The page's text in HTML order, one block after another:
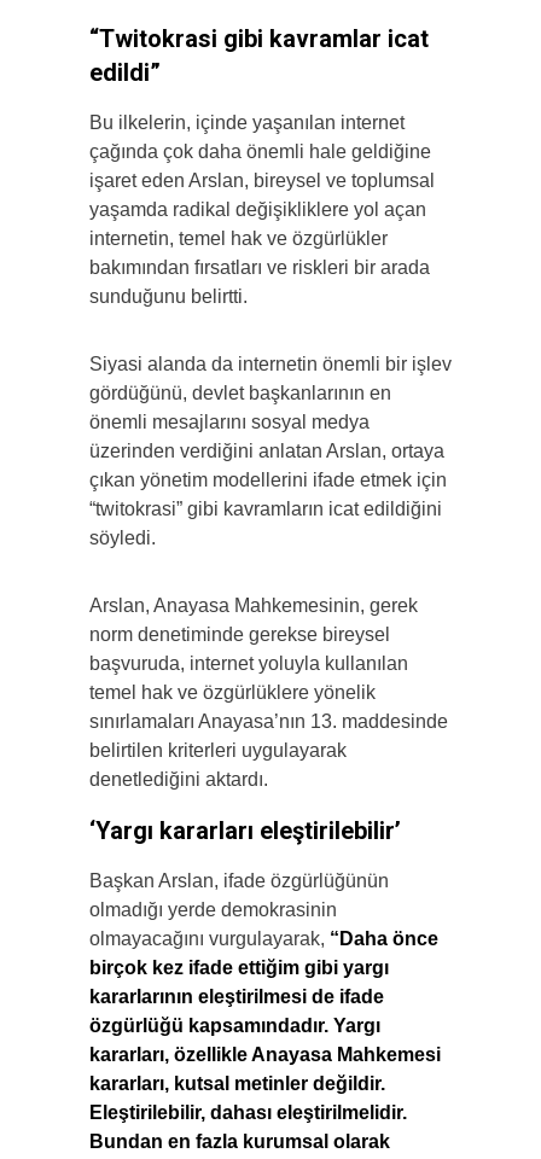
“Twitokrasi gibi kavramlar icat
edildi”
Bu ilkelerin, içinde yaşanılan internet
çağında çok daha önemli hale geldiğine
işaret eden Arslan, bireysel ve toplumsal
yaşamda radikal değişikliklere yol açan
internetin, temel hak ve özgürlükler
bakımından fırsatları ve riskleri bir arada
sunduğunu belirtti.
Siyasi alanda da internetin önemli bir işlev
gördüğünü, devlet başkanlarının en
önemli mesajlarını sosyal medya
üzerinden verdiğini anlatan Arslan, ortaya
çıkan yönetim modellerini ifade etmek için
“twitokrasi” gibi kavramların icat edildiğini
söyledi.
Arslan, Anayasa Mahkemesinin, gerek
norm denetiminde gerekse bireysel
başvuruda, internet yoluyla kullanılan
temel hak ve özgürlüklere yönelik
sınırlamaları Anayasa’nın 13. maddesinde
belirtilen kriterleri uygulayarak
denetlediğini aktardı.
‘Yargı kararları eleştirilebilir’
Başkan Arslan, ifade özgürlüğünün
olmadığı yerde demokrasinin
olmayacağını vurgulayarak, “Daha önce
birçok kez ifade ettiğim gibi yargı
kararlarının eleştirilmesi de ifade
özgürlüğü kapsamındadır. Yargı
kararları, özellikle Anayasa Mahkemesi
kararları, kutsal metinler değildir.
Eleştirilebilir, dahası eleştirilmelidir.
Bundan en fazla kurumsal olarak